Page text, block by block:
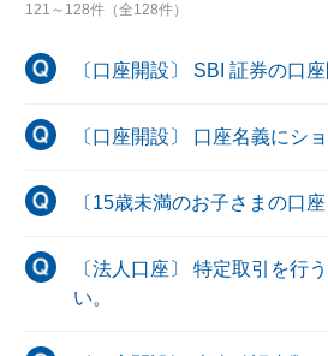
121 ～ 128件（全128件）
〔口座開設〕 SBI 証券の口
〔口座開設〕 口座名義にシ
〔15歳未満のお子さまの口
〔法人口座〕 特定取引を行
い。